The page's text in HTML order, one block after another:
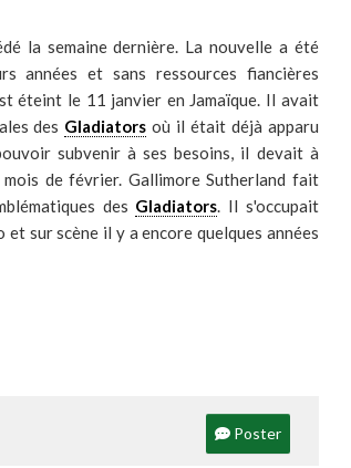
la semaine dernière. La nouvelle a été
années et sans ressources fiancières
éteint le 11 janvier en Jamaïque. Il avait
des Gladiators où il était déjà apparu
subvenir à ses besoins, il devait à
de février. Gallimore Sutherland fait
des Gladiators. Il s'occupait
sur scène il y a encore quelques années
Poster